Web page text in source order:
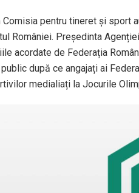
Comisia pentru tineret și
României. Președinta
acordate de Federația
după ce angajați ai
medialiați la Jocurile